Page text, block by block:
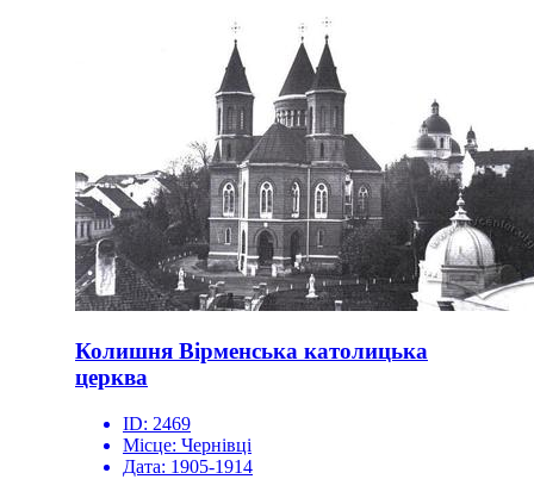
Колишня Вірменська католицька
церква
ID: 2469
Місце: Чернівці
Дата: 1905-1914